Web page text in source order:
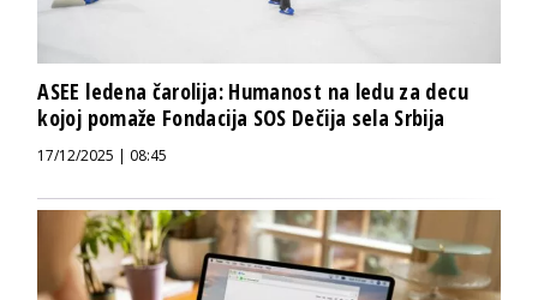
ASEE ledena čarolija: Humanost na ledu za decu
kojoj pomaže Fondacija SOS Dečija sela Srbija
17/12/2025 | 08:45